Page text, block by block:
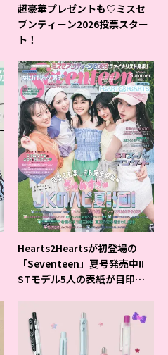
超豪華プレゼントも♡ミスセ
ブンティーン2026投票スター
ト！
Hearts2Heartsが初登場の
「Seventeen」夏号発売中!!
STモデル5人の表紙が目印だ